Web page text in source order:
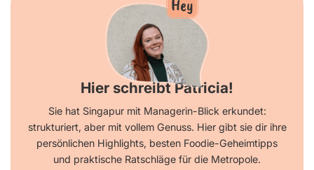
Hey
Hier schreibt Patricia!
Sie hat Singapur mit Managerin-Blick erkundet:
strukturiert, aber mit vollem Genuss. Hier gibt sie dir ihre
persönlichen Highlights, besten Foodie-Geheimtipps
und praktische Ratschläge für die Metropole.